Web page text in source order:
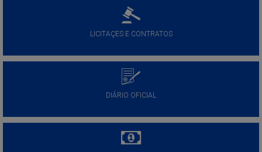
LICITAÇES E CONTRATOS
DIÁRIO OFICIAL